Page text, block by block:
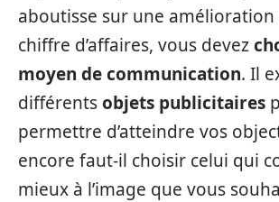
aboutisse sur une
chiffre d’affaires, vous devez
moyen de communication. Il
différentsobjets publicitaires
permettre d’atteindre vos
encore faut-il choisir celui qui
mieux à l’image que vous